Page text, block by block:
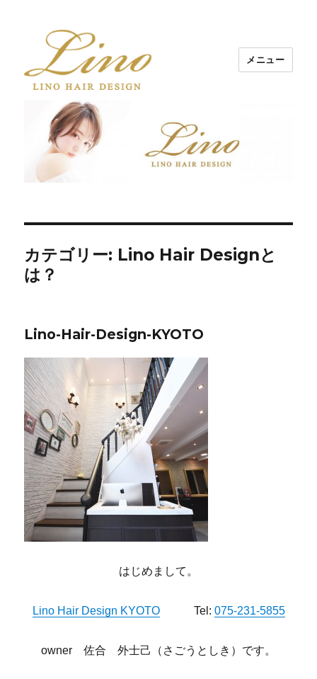
Lino Hair Design 河原町BLOG
メニュー
カテゴリー: Lino Hair Designと
は？
Lino-Hair-Design-KYOTO
はじめまして。
Lino Hair Design KYOTO Tel: 075-231-5855
owner 佐合 外士己（さごうとしき）です。